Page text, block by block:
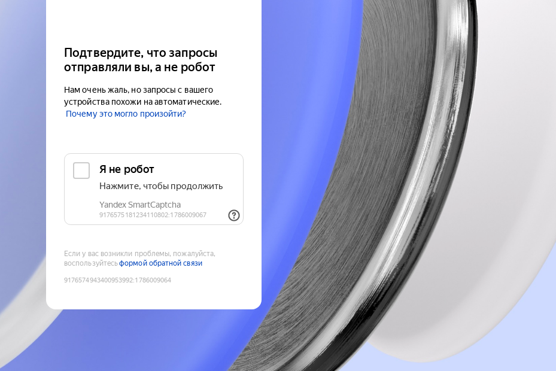
Подтвердите, что запросы
отправляли вы, а не робот
Нам очень жаль, но запросы с вашего
устройства похожи на автоматические.
Почему это могло произойти?
Если у вас возникли проблемы, пожалуйста,
воспользуйтесьформой обратной связи
9176574943400953992:1786009064